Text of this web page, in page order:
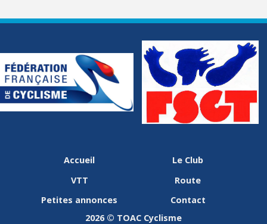
Accueil
Le Club
VTT
Route
Petites annonces
Contact
2026 © TOAC Cyclisme